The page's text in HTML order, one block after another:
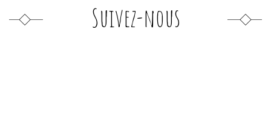
Suivez-nous